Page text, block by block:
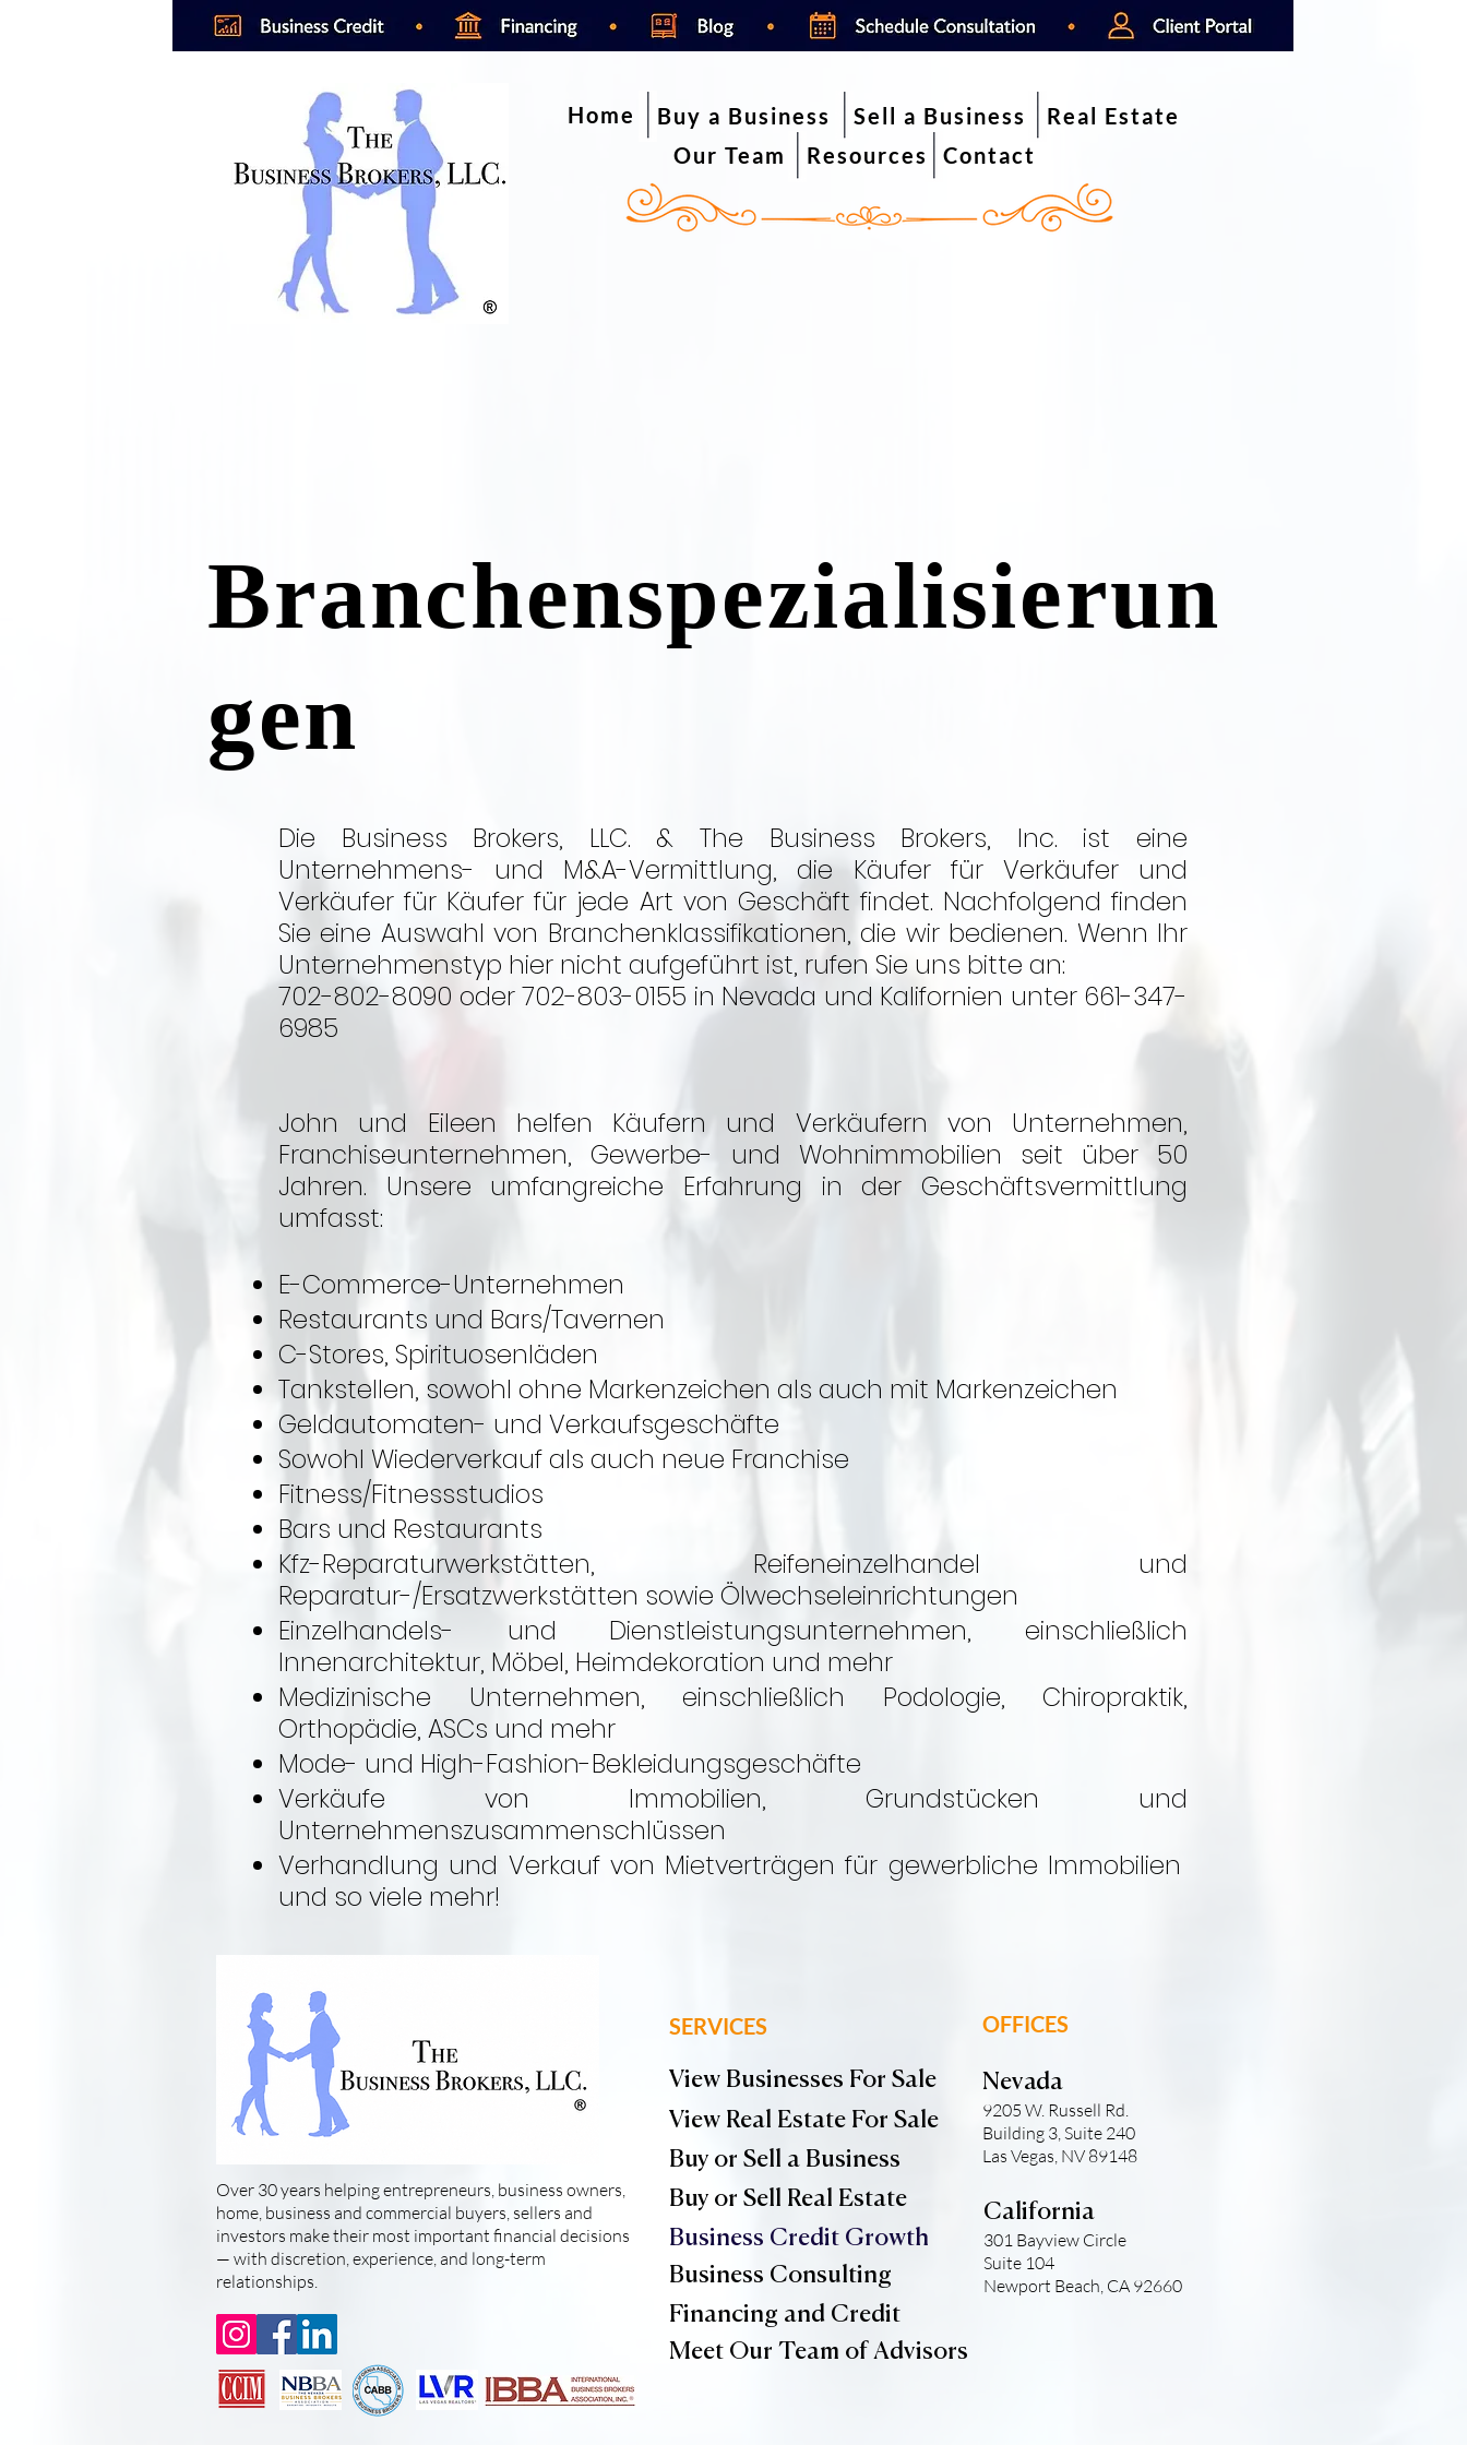
Home Buy a Business
Sell a Business
Our Team
Resources Contact
Real Estate
Branchenspezialisierun
gen
Die Business Brokers, LLC. & The Business Brokers, Inc. ist eine
Unternehmens- und M&A-Vermittlung, die Käufer für Verkäufer und
Verkäufer für Käufer für jede Art von Geschäft findet. Nachfolgend finden
Sie eine Auswahl von Branchenklassifikationen, die wir bedienen. Wenn Ihr
Unternehmenstyp hier nicht aufgeführt ist, rufen Sie uns bitte an:
702-802-8090 oder 702-803-0155 in Nevada und Kalifornien unter 661-347-
6985
John und Eileen helfen Käufern und Verkäufern von Unternehmen,
Franchiseunternehmen, Gewerbe- und Wohnimmobilien seit über 50
Jahren. Unsere umfangreiche Erfahrung in der Geschäftsvermittlung
umfasst:
E-Commerce-Unternehmen
Restaurants und Bars/Tavernen
C-Stores, Spirituosenläden
Tankstellen, sowohl ohne Markenzeichen als auch mit Markenzeichen
Geldautomaten- und Verkaufsgeschäfte
Sowohl Wiederverkauf als auch neue Franchise
Fitness/Fitnessstudios
Bars und Restaurants
Kfz-Reparaturwerkstätten, Reifeneinzelhandel und
Reparatur-/Ersatzwerkstätten sowie Ölwechseleinrichtungen
Einzelhandels- und Dienstleistungsunternehmen, einschließlich
Innenarchitektur, Möbel, Heimdekoration und mehr
Medizinische Unternehmen, einschließlich Podologie, Chiropraktik,
Orthopädie, ASCs und mehr
Mode- und High-Fashion-Bekleidungsgeschäfte
Verkäufe von Immobilien, Grundstücken und
Unternehmenszusammenschlüssen
Verhandlung und Verkauf von Mietverträgen für gewerbliche Immobilien
und so viele mehr!
Over 30 years helping entrepreneurs, business owners,
home, business and commercial buyers, sellers and
investors make their most important financial decisions
— with discretion, experience, and long-term
relationships.
SERVICES
View Businesses For Sale
View Real Estate For Sale
Buy or Sell a Business
Buy or Sell Real Estate
Business Credit Growth
Business Consulting
Financing and Credit
Meet Our Team of Advisors
OFFICES
9205 W. Russell Rd.
Building 3, Suite 240
Las Vegas, NV 89148
301 Bayview Circle
Suite 104
Newport Beach, CA 92660
Nevada
California